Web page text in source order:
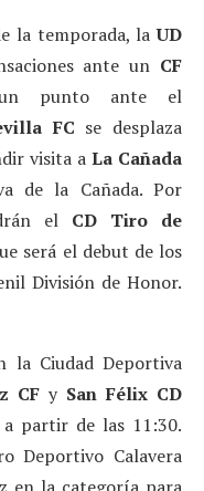
la temporada, laUD
ante un CF
punto ante el
FC se desplaza
visita a La Cañada
de la Cañada. Por
el CD Tiro de
será el debut de los
División de Honor.
la Ciudad Deportiva
CFy San Félix CD
partir de las 11:30.
Deportivo Calavera